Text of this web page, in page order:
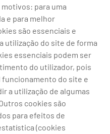
Avenida da Boavista, 1117,
293 063 324,98; matriculada
PTIRNMJ 501 214
fiscal 501 214 534.
na CMVM com o n° 300 e
n° 10. Agente de Seguros
Autoridade de Supervisão
em 21/01/2019, e autorizado
Seguro Vida e Não Vida.
para uma
e para melhor
são essenciais e
utilização do site de forma
essenciais podem ser
do utilizador, pois
funcionamento do site e
a utilização de algumas
cookies são
para efeitos de
(cookies